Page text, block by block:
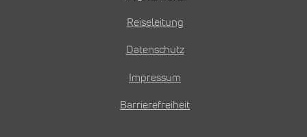
Reiseleitung
Datenschutz
Impressum
Barrierefreiheit